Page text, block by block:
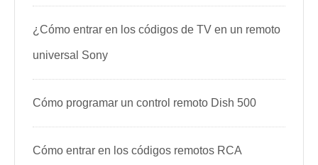
¿Cómo entrar en los códigos de TV en un remoto
universal Sony
Cómo programar un control remoto Dish 500
Cómo entrar en los códigos remotos RCA